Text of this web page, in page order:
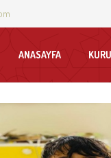
ANASAYFA